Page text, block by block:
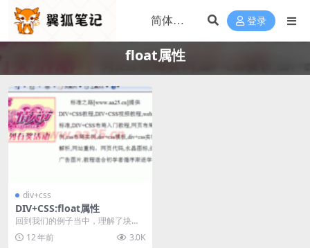
登录
float属性
div+css
DIV+CSS:float属性
回到我们的例子当中，理解了块级
元素和内联元素，对理解浮动就容
易多了。float是...
12 年前 3.0K